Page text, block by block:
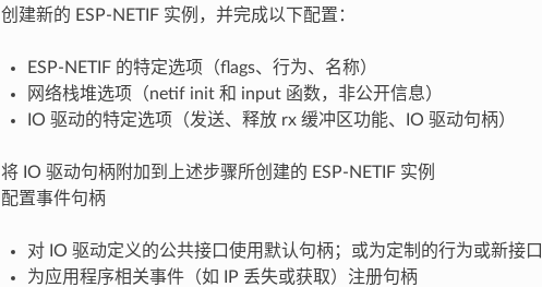
创建新的 ESP-NETIF 实例，并完成以下配置：
ESP-NETIF 的特定选项（flags、行为、名称）
网络栈堆选项（netif init 和 input 函数，非公开信息）
IO 驱动的特定选项（发送、释放 rx 缓冲区功能、IO 驱动句柄）
将 IO 驱动句柄附加到上述步骤所创建的 ESP-NETIF 实例
配置事件句柄
对 IO 驱动定义的公共接口使用默认句柄；或为定制的行为或新接
为应用程序相关事件（如 IP 丢失或获取）注册句柄